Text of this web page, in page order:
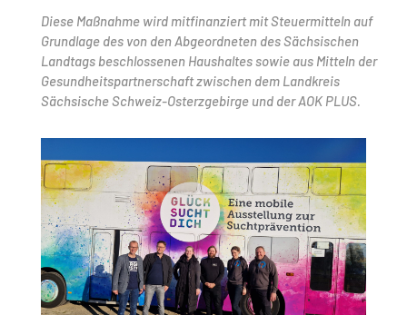
Diese Maßnahme wird mitfinanziert mit Steuermitteln auf
Grundlage des von den Abgeordneten des Sächsischen
Landtags beschlossenen Haushaltes sowie aus Mitteln der
Gesundheitspartnerschaft zwischen dem Landkreis
Sächsische Schweiz-Osterzgebirge und der AOK PLUS.